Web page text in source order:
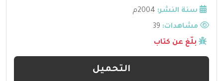
سنة النشر: 2004م
مشاهدات:
بلّغ عن كتاب
التحميل